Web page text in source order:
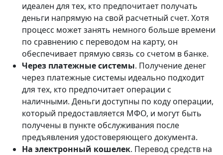
идеален для тех, кто предпочитает получать
деньги напрямую на свой расчетный счет. Хотя
процесс может занять немного больше времени
по сравнению с переводом на карту, он
обеспечивает прямую связь со счетом в банке.
Через платежные системы. Получение денег
через платежные системы идеально подходит
для тех, кто предпочитает операции с
наличными. Деньги доступны по коду операции,
который предоставляется МФО, и могут быть
получены в пункте обслуживания после
предъявления удостоверяющего документа.
На электронный кошелек. Перевод средств на